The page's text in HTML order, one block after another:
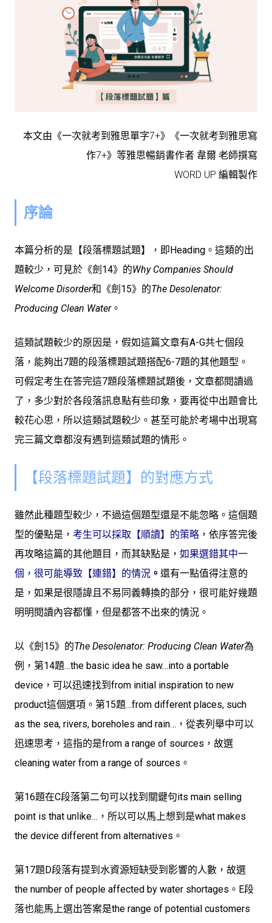
本文由《一次就考到雅思單字7+》《一次就考到雅思寫
作7+》等雅思暢銷書作者 韋爾 老師撰寫
WORD UP 編輯製作
序論
本篇分析的是【段落標題試題】，即Heading。這類的出
題較少，可見於《劍14》的Why Companies Should
Welcome Disorder和《劍15》的The Desolenator:
Producing Clean Water。
這類試題較少的原因是，假如這篇文章有A-G共七個段
落，能夠出7題的段落標題試題搭配6-7題的其他題型。
可假定考生在答完這7題段落標題試題後，文章都閱讀過
了，多少對於各段落訊息點有些印象，要再從中出題會比
較花心思，所以這類試題較少。甚至可能於考場中出現寫
完三篇文章都沒有遇到這類試題的情形。
【段落標題試題】的對應方式
雖然此種題型較少，不過這個題型還是不能忽略。這個題
型的優點是， 考生可以採取【順讀】的策略 ，依序答完後
再攻略這篇的其他題目，而其缺點是， 如果選錯其中一
個，很可能導致【連錯】的情況 。 還有一點值得注意的
是，如果是很隱諱且不易同義轉換的部分，很可能好幾題
明明閱讀內容都懂，但是都答不出來的情況。
以《劍15》的The Desolenator: Producing Clean Water為
例，第14題…the basic idea he saw…into a portable
device，可以迅速找到from initial inspiration to new
product這個選項。第15題…from different places, such
as the sea, rivers, boreholes and rain…，從表列舉中可以
迅速思考，這指的是from a range of sources，故選
cleaning water from a range of sources。
第16題在C段落第二句可以找到關鍵句its main selling
point is that unlike…，所以可以馬上想到是what makes
the device different from alternatives。
第17題D段落有提到水資源短缺受到影響的人數，故選
the number of people affected by water shortages。E段
落也能馬上選出答案是the range of potential customers